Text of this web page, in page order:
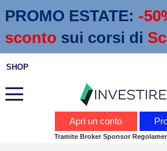
PROMO ESTATE: -
sconto sui corsi di
SHOP
Apri un conto
Tramite Broker Sponsor